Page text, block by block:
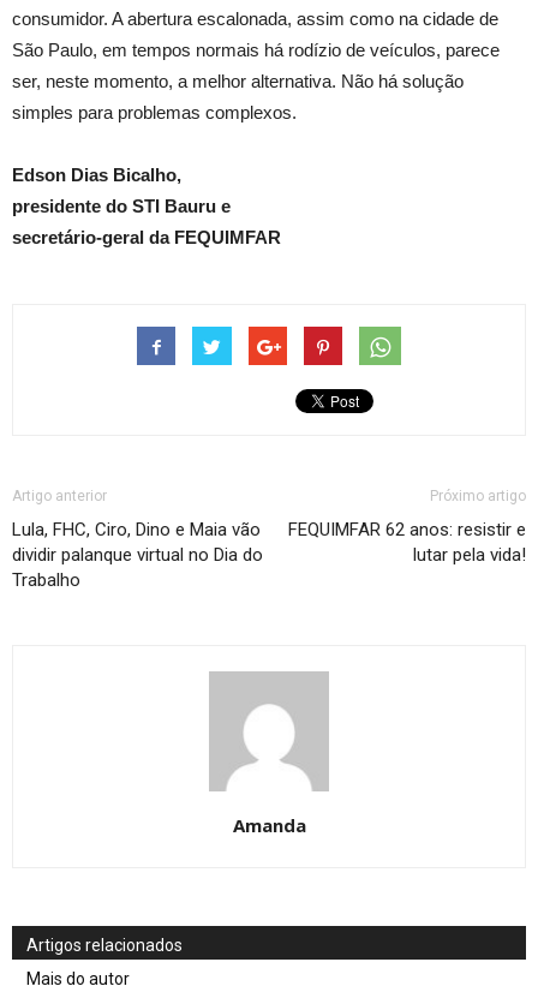
consumidor. A abertura escalonada, assim como na cidade de
São Paulo, em tempos normais há rodízio de veículos, parece
ser, neste momento, a melhor alternativa. Não há solução
simples para problemas complexos.
Edson Dias Bicalho,
presidente do STI Bauru e
secretário-geral da FEQUIMFAR
Artigo anterior
Lula, FHC, Ciro, Dino e Maia vão
dividir palanque virtual no Dia do
Trabalho
Próximo artigo
FEQUIMFAR 62 anos: resistir e
lutar pela vida!
Amanda
Artigos relacionados
Mais do autor